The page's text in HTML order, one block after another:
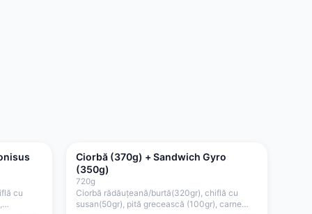
cu
Ciorbă (370g) + Sandwich Gyro
(350g)
720g
Ciorbă rădăuțeană/burtă(320gr), chiflă cu
susan(50gr), pită grecească (100gr), carne